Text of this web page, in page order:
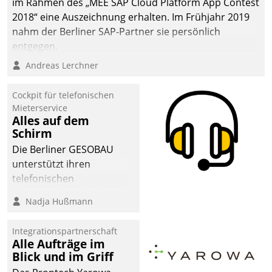
2018“ eine Auszeichnung erhalten. Im Frühjahr 2019
nahm der Berliner SAP-Partner sie persönlich
entgegen.
Andreas Lerchner
Cockpit für telefonischen
Mieterservice
Alles auf dem
Schirm
Die Berliner GESOBAU
unterstützt ihren
telefonischen
digitalen Cockpit, das
passende Fragen und
Schlagworte auswirft.
Eine intuitive
Nadja Hußmann
Integrationspartnerschaft
Alle Aufträge im
Blick und im Griff